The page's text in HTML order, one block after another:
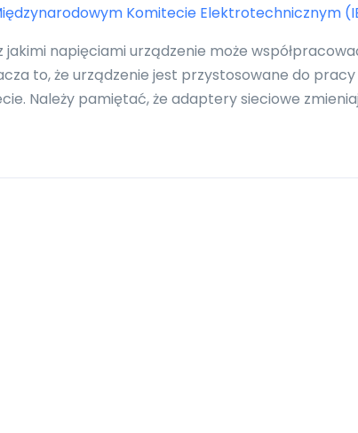
Komitecie Elektrotechnicznym
jakimi napięciami urządzenie może
to, że urządzenie jest przystosowane do pracy
Należy pamiętać, że adaptery sieciowe